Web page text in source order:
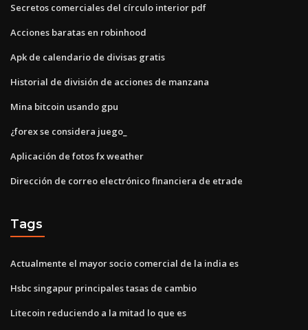
Secretos comerciales del círculo interior pdf
Acciones baratas en robinhood
Apk de calendario de divisas gratis
Historial de división de acciones de manzana
Mina bitcoin usando gpu
¿forex se considera juego_
Aplicación de fotos fx weather
Dirección de correo electrónico financiera de etrade
Tags
Actualmente el mayor socio comercial de la india es
Hsbc singapur principales tasas de cambio
Litecoin reduciendo a la mitad lo que es